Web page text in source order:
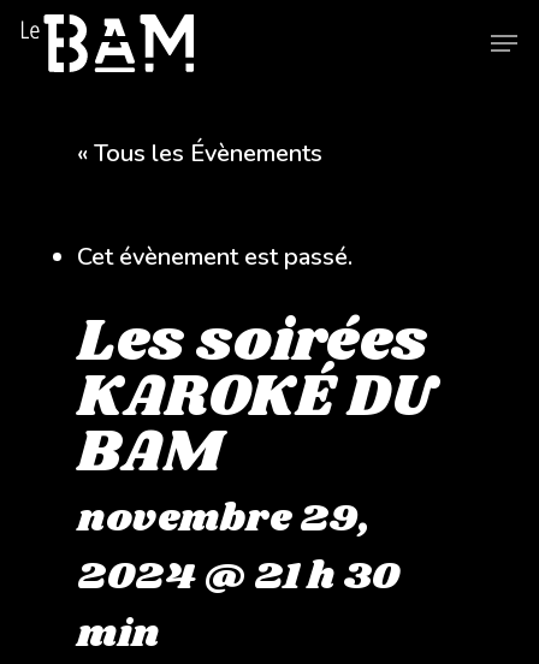
Skip
« Tous les Évènements
Cet évènement est passé.
Les soirées
KAROKÉ DU
BAM
novembre 29,
2024 @ 21 h 30
min